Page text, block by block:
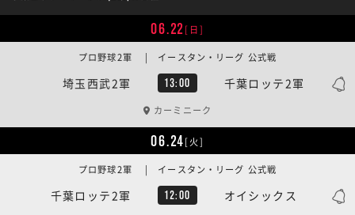
06.22[日]
埼玉西武2軍 13:00 千葉ロッテ2軍
プロ野球2軍 | イースタン・リーグ 公式戦
カーミニーク
06.24[火]
千葉ロッテ2軍 12:00 オイシックス
プロ野球2軍 | イースタン・リーグ 公式戦